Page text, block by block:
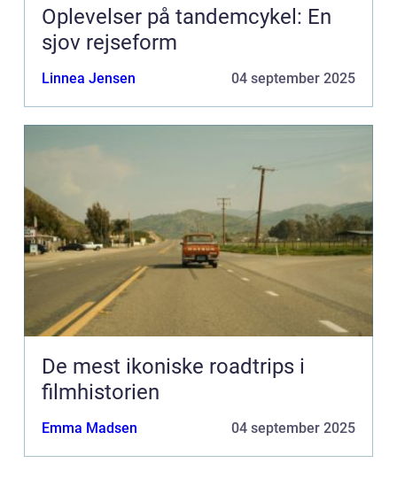
Oplevelser på tandemcykel: En
sjov rejseform
Linnea Jensen 04 september 2025
De mest ikoniske roadtrips i
filmhistorien
Emma Madsen 04 september 2025